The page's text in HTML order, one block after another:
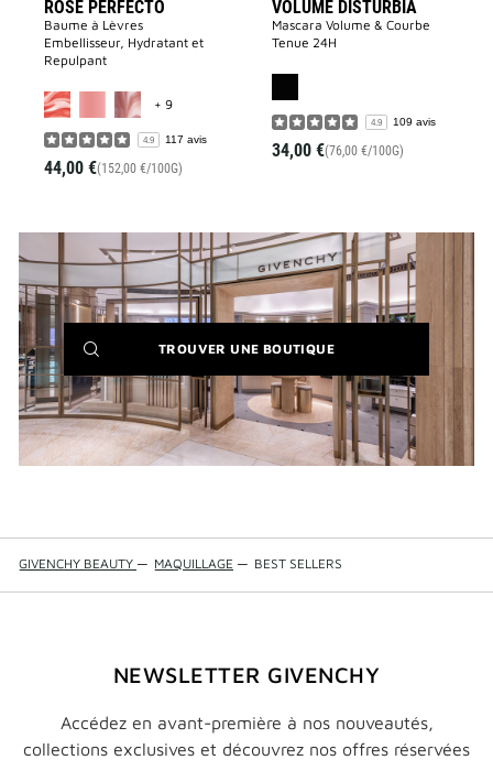
ROSE PERFECTO
Baume à Lèvres
Embellisseur, Hydratant et
Repulpant
+ 9
4.9 117 avis
44,00 €(152,00 €/100G)
VOLUME DISTURBIA
Mascara Volume & Courbe
Tenue 24H
4.9 109 avis
34,00 €(76,00 €/100G)
TROUVER UNE BOUTIQUE(NEW
WINDOW)
GIVENCHY BEAUTY — MAQUILLAGE — BEST SELLERS
NEWSLETTER GIVENCHY
Accédez en avant-première à nos nouveautés,
collections exclusives et découvrez nos offres réservées